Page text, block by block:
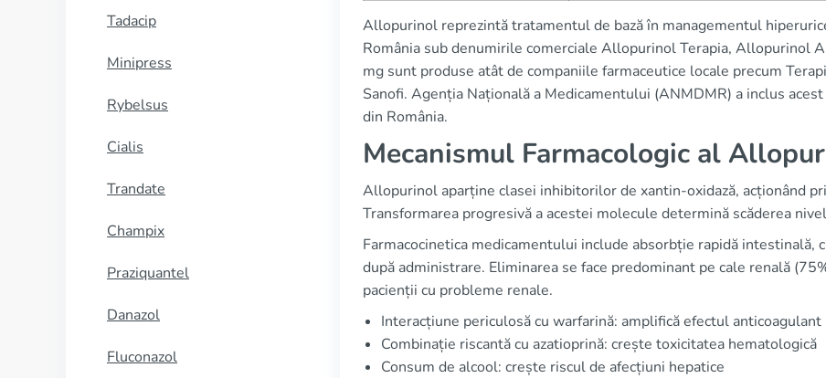
Tadacip
Minipress
Rybelsus
Cialis
Trandate
Champix
Praziquantel
Danazol
Fluconazol
Allopurinol reprezintă tratamentul de bază în managementul
România sub denumirile comerciale Allopurinol Terapia, Allopurinol
mg sunt produse atât de companiile farmaceutice locale precum
Sanofi. Agenția Națională a Medicamentului (ANMDMR) a inclus
din România.
Mecanismul Farmacologic al
Allopurinol aparține clasei inhibitorilor de xantin-oxidază, acționând
Transformarea progresivă a acestei molecule determină scăderea
Farmacocinetica medicamentului include absorbție rapidă intestinală,
după administrare. Eliminarea se face predominant pe cale renală
pacienții cu probleme renale.
Interacțiune periculosă cu warfarină: amplifică efectul anticoagulant
Combinație riscantă cu azatioprină: crește toxicitatea hematologică
Consum de alcool: crește riscul de afecțiuni hepatice